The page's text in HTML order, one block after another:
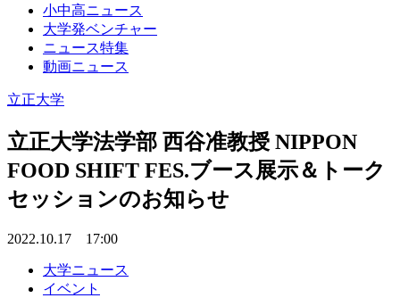
小中高ニュース
大学発ベンチャー
ニュース特集
動画ニュース
立正大学
立正大学法学部 西谷准教授 NIPPON
FOOD SHIFT FES.ブース展示＆トーク
セッションのお知らせ
2022.10.17 17:00
大学ニュース
イベント